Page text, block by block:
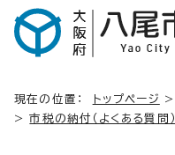
現在の位置： トップページ >
>市税の納付（よくある質問）